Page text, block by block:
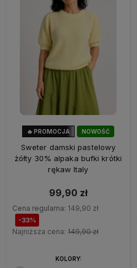
NOWOŚĆ
🔥 PROMOCJA
Sweter damski pastelowy
żółty 30% alpaka bufki krótki
rękaw Italy
99,90 zł
Cena regularna: 149,90 zł
-33%
Najniższa cena: 149,90 zł
KOLORY: